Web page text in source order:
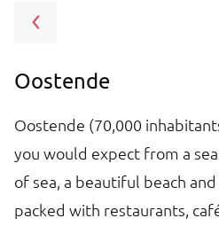
Oostende
Oostende (70,000
you would expect from a
of sea, a beautiful beach
packed with restaurants,